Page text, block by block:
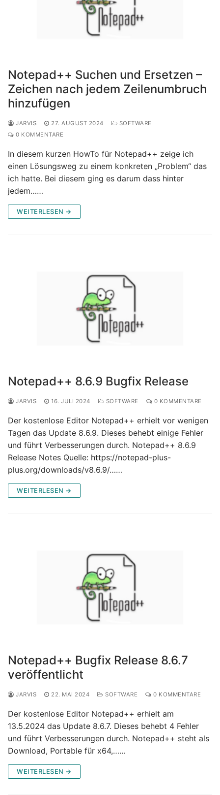
Notepad++ Suchen und Ersetzen –
Zeichen nach jedem Zeilenumbruch
hinzufügen
JARVIS 27. AUGUST 2024
SOFTWARE
0 KOMMENTARE
In diesem kurzen HowTo für Notepad++ zeige ich
einen Lösungsweg zu einem konkreten „Problem“ das
ich hatte. Bei diesem ging es darum dass hinter
jedem……
WEITERLESEN →
Notepad++ 8.6.9 Bugfix Release
JARVIS 16. JULI 2024 SOFTWARE 0 KOMMENTARE
Der kostenlose Editor Notepad++ erhielt vor wenigen
Tagen das Update 8.6.9. Dieses behebt einige Fehler
und führt Verbesserungen durch. Notepad++ 8.6.9
Release Notes Quelle: https://notepad-plus-
plus.org/downloads/v8.6.9/……
WEITERLESEN →
Notepad++ Bugfix Release 8.6.7
veröffentlicht
JARVIS 22. MAI 2024 SOFTWARE 0 KOMMENTARE
Der kostenlose Editor Notepad++ erhielt am
13.5.2024 das Update 8.6.7. Dieses behebt 4 Fehler
und führt Verbesserungen durch. Notepad++ steht als
Download, Portable für x64,……
WEITERLESEN →